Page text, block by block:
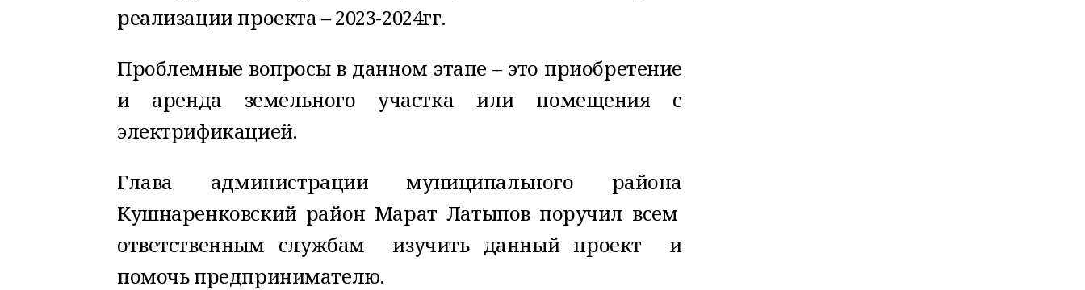
реализации проекта – 2023-2024гг.
Проблемные вопросы в данном этапе – это приобретение
и аренда земельного участка или помещения с
электрификацией.
Глава администрации муниципального района
Кушнаренковский район Марат Латыпов поручил всем
ответственным службам изучить данный проект и
помочь предпринимателю.